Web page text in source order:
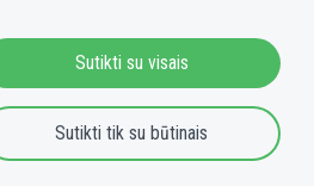
Sutikti su visais
Sutikti tik su būtinais